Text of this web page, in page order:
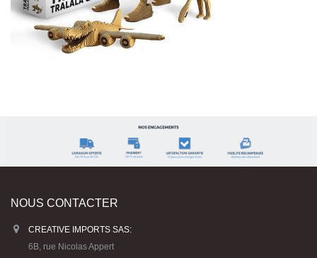
NOUS CONTACTER
CREATIVE IMPORTS SAS:
6B, rue Nicolas Appert